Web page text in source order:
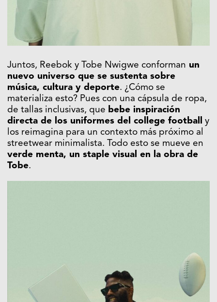
Juntos, Reebok y Tobe Nwigwe conforman un
nuevo universo que se sustenta sobre
música, cultura y deporte. ¿Cómo se
materializa esto? Pues con una cápsula de ropa,
de tallas inclusivas, que bebe inspiración
directa de los uniformes del college football
y
los reimagina para un contexto más próximo al
streetwear minimalista. Todo esto se mueve en
verde menta, un staple visual en la obra de
Tobe.